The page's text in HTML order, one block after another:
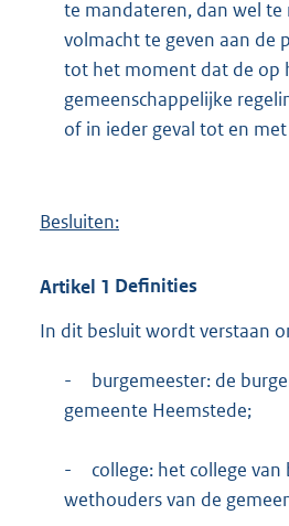
te mandateren, dan wel te
volmacht te geven aan de
tot het moment dat de op
gemeenschappelijke
of in ieder geval tot en
Besluiten:
Artikel 1 Definities
In dit besluit wordt verstaan
-
burgemeester: de
gemeente Heemstede;
-
college: het college
wethouders van de